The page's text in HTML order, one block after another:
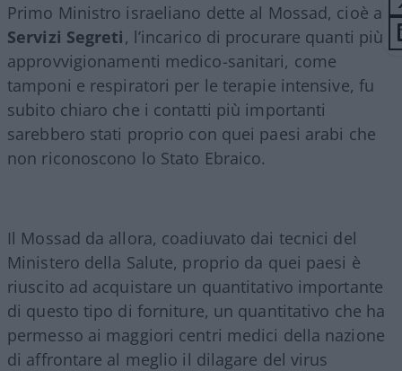
Primo Ministro israeliano dette al Mossad, cioè ai
Servizi Segreti, l’incarico di procurare quanti più
approvvigionamenti medico-sanitari, come
tamponi e respiratori per le terapie intensive, fu
subito chiaro che i contatti più importanti
sarebbero stati proprio con quei paesi arabi che
non riconoscono lo Stato Ebraico.
Il Mossad da allora, coadiuvato dai tecnici del
Ministero della Salute, proprio da quei paesi è
riuscito ad acquistare un quantitativo importante
di questo tipo di forniture, un quantitativo che ha
permesso ai maggiori centri medici della nazione
di affrontare al meglio il dilagare del virus